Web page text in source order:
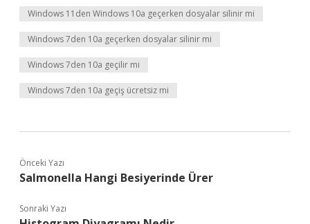
Windows 11den Windows 10a geçerken dosyalar silinir mi
Windows 7den 10a geçerken dosyalar silinir mi
Windows 7den 10a geçilir mi
Windows 7den 10a geçiş ücretsiz mi
Önceki Yazı
Salmonella Hangi Besiyerinde Ürer
Sonraki Yazı